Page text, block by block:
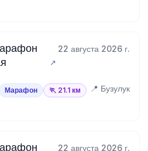
22 августа 2026 г.
Марафон 🏃 21.1 км 📍 Бузулук
22 августа 2026 г.